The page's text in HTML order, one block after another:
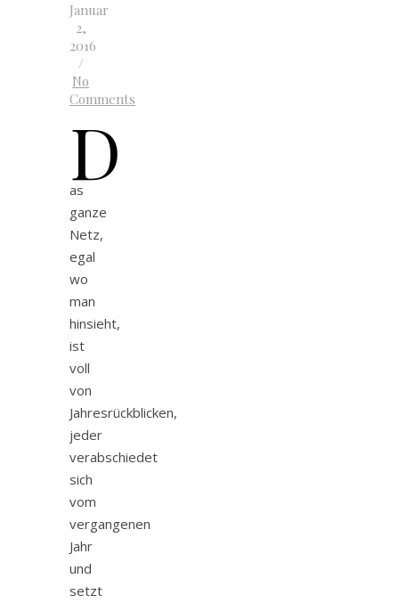
Januar
2,
2016
/
No
Comments
D
as
ganze
Netz,
egal
wo
man
hinsieht,
ist
voll
von
Jahresrückblicken,
jeder
verabschiedet
sich
vom
vergangenen
Jahr
und
setzt